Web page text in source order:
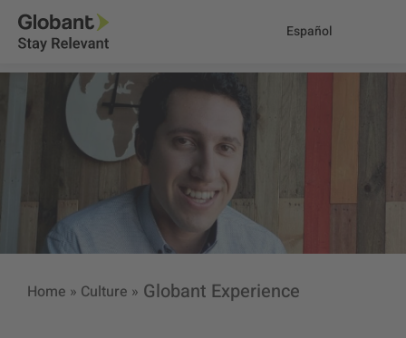
Español
Home » Culture » Globant Experience